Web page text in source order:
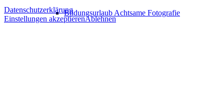
Bildungsurlaub Achtsame Fotografie
Datenschutzerklärung
Einstellungen akzeptierenAblehnen